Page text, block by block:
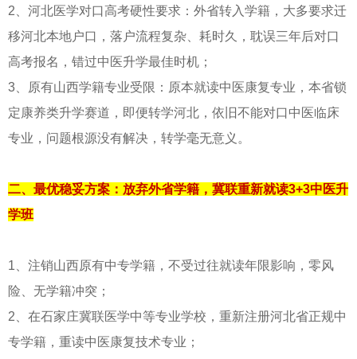
2、河北医学对口高考硬性要求：外省转入学籍，大多要求迁
移河北本地户口，落户流程复杂、耗时久，耽误三年后对口
高考报名，错过中医升学最佳时机；
3、原有山西学籍专业受限：原本就读中医康复专业，本省锁
定康养类升学赛道，即便转学河北，依旧不能对口中医临床
专业，问题根源没有解决，转学毫无意义。
二、最优稳妥方案：放弃外省学籍，冀联重新就读3+3中医升
学班
1、注销山西原有中专学籍，不受过往就读年限影响，零风
险、无学籍冲突；
2、在石家庄冀联医学中等专业学校，重新注册河北省正规中
专学籍，重读中医康复技术专业；